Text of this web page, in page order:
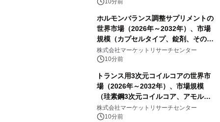
10分前
ホルモンバランス調整サプリメントの
世界市場（2026年～2032年）、市場
規模（カプセルタイプ、錠剤、その
他）・分析レポートを発表
株式会社マーケットリサーチセンター
10分前
トランス用3次元コイルコアの世界市
場（2026年～2032年）、市場規模
（珪素鋼3次元コイルコア、アモルフ
ァス合金3次元コイルコア）・分析レ
ポートを発表
株式会社マーケットリサーチセンター
10分前